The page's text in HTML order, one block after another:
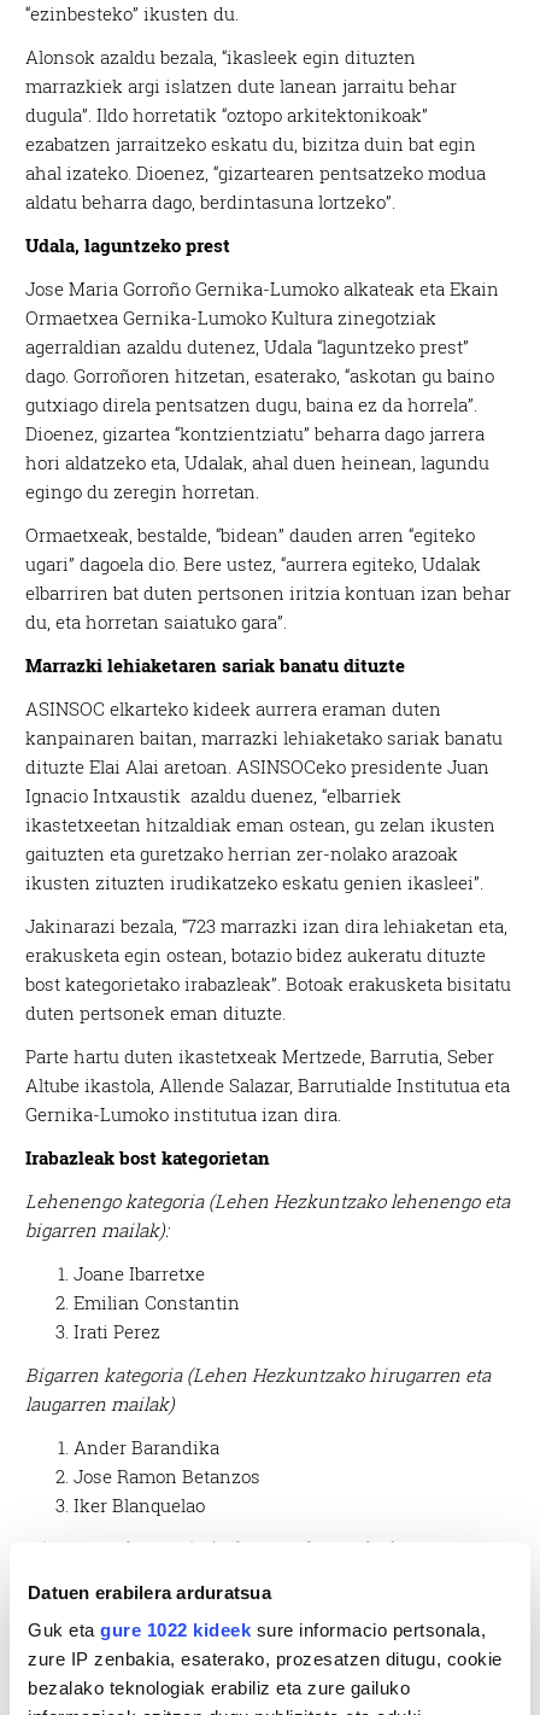
Datuen erabilera arduratsua
Guk eta gure 1022 kideek sure informacio pertsonala,
zure IP zenbakia, esaterako, prozesatzen ditugu, cookie
bezalako teknologiak erabiliz eta zure gailuko
“ezinbesteko” ikusten du.
Alonsok azaldu bezala, “ikasleek egin dituzten
marrazkiek argi islatzen dute lanean jarraitu behar
dugula”. Ildo horretatik “oztopo arkitektonikoak”
ezabatzen jarraitzeko eskatu du, bizitza duin bat egin
ahal izateko. Dioenez, “gizartearen pentsatzeko modua
aldatu beharra dago, berdintasuna lortzeko”.
Udala, laguntzeko prest
Jose Maria Gorroño Gernika-Lumoko alkateak eta Ekain
Ormaetxea Gernika-Lumoko Kultura zinegotziak
agerraldian azaldu dutenez, Udala “laguntzeko prest”
dago. Gorroñoren hitzetan, esaterako, “askotan gu baino
gutxiago direla pentsatzen dugu, baina ez da horrela”.
Dioenez, gizartea “kontzientziatu” beharra dago jarrera
hori aldatzeko eta, Udalak, ahal duen heinean, lagundu
egingo du zeregin horretan.
Ormaetxeak, bestalde, “bidean” dauden arren “egiteko
ugari” dagoela dio. Bere ustez, “aurrera egiteko, Udalak
elbarriren bat duten pertsonen iritzia kontuan izan behar
du, eta horretan saiatuko gara”.
Marrazki lehiaketaren sariak banatu dituzte
ASINSOC elkarteko kideek aurrera eraman duten
kanpainaren baitan, marrazki lehiaketako sariak banatu
dituzte Elai Alai aretoan. ASINSOCeko presidente Juan
Ignacio Intxaustik azaldu duenez, “elbarriek
ikastetxeetan hitzaldiak eman ostean, gu zelan ikusten
gaituzten eta guretzako herrian zer-nolako arazoak
ikusten zituzten irudikatzeko eskatu genien ikasleei”.
Jakinarazi bezala, “723 marrazki izan dira lehiaketan eta,
erakusketa egin ostean, botazio bidez aukeratu dituzte
bost kategorietako irabazleak”. Botoak erakusketa bisitatu
duten pertsonek eman dituzte.
Parte hartu duten ikastetxeak Mertzede, Barrutia, Seber
Altube ikastola, Allende Salazar, Barrutialde Institutua eta
Gernika-Lumoko institutua izan dira.
Irabazleak bost kategorietan
Lehenengo kategoria (Lehen Hezkuntzako lehenengo eta
bigarren mailak):
Joane Ibarretxe
Emilian Constantin
Irati Perez
Bigarren kategoria (Lehen Hezkuntzako hirugarren eta
laugarren mailak)
Ander Barandika
Jose Ramon Betanzos
Iker Blanquelao
Hirugarren kategoria (Lehen Hezkuntzako bostgarren eta
Ane Agirre
Amaiur Arronategi
Iraide Zabala